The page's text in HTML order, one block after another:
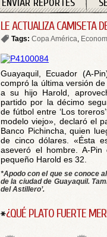
ENVIAR REPORTES
LE ACTUALIZA CAMISETA
Tags: Copa América,
Guayaquil, Ecuador (A-
compró la última versión
a su hijo Harold,
partido por la décimo
de fútbol entre ‘Los
modelo viejo», declaró el
Banco Pichincha, quien
de cinco dólares. «Ésta
aseveró el hombre. A-
pequeño Harold es 32.
*Apodo con el que se conoce
de la ciudad de Guayaquil.
del Astillero’.
¿QUÉ PLATO FUERTE